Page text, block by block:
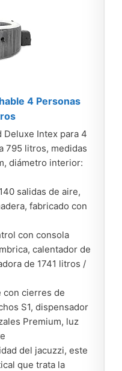
4 Personas
Deluxe Intex para 4
795 litros, medidas
diámetro interior:
salidas de aire,
fabricado con
con consola
calentador de
de 1741 litros /
con cierres de
S1, dispensador
Premium, luz
del jacuzzi, este
que trata la